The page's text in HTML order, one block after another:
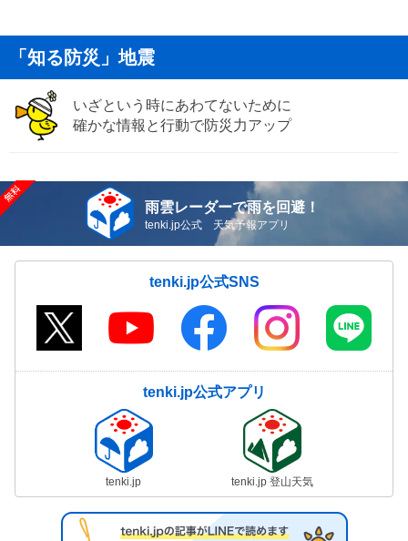
「知る防災」地震
いざという時にあわてないために
確かな情報と行動で防災力アップ
雨雲レーダーで雨を回避！
tenki.jp公式 天気予報アプリ
tenki.jp公式SNS
tenki.jp公式アプリ
tenki.jp tenki.jp 登山天気